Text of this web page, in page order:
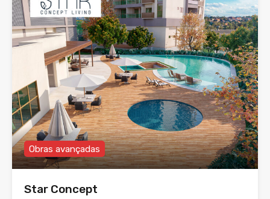
Obras avançadas
Star Concept